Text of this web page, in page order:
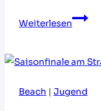
Weiterlesen
Mini-
Teams
um
Beach | Jugend